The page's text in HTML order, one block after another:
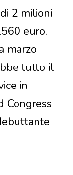
2 milioni
euro.
marzo
tutto il
in
Congress